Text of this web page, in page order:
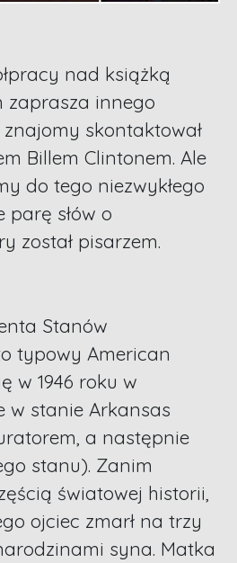
nad książką
zaprasza innego
skontaktował
Billem Clintonem. Ale
do tego niezwykłego
parę słów o
został pisarzem.
Stanów
typowy American
w 1946 roku w
w stanie Arkansas
a następnie
stanu). Zanim
światowej historii,
ojciec zmarł na trzy
syna. Matka